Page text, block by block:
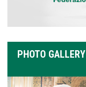
PHOTO GALLERY